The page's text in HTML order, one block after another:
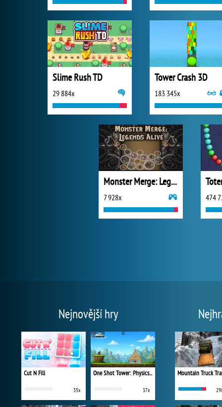
Slime Rush TD
29 884x
Tower Crash 3D
183 345x
Monster Merge: Legends Alive
7 928x 474
Nejnovější hry
Cut N Fill
35x
One Shot Tower: Physics Destroyer
37x
Mountain Truck